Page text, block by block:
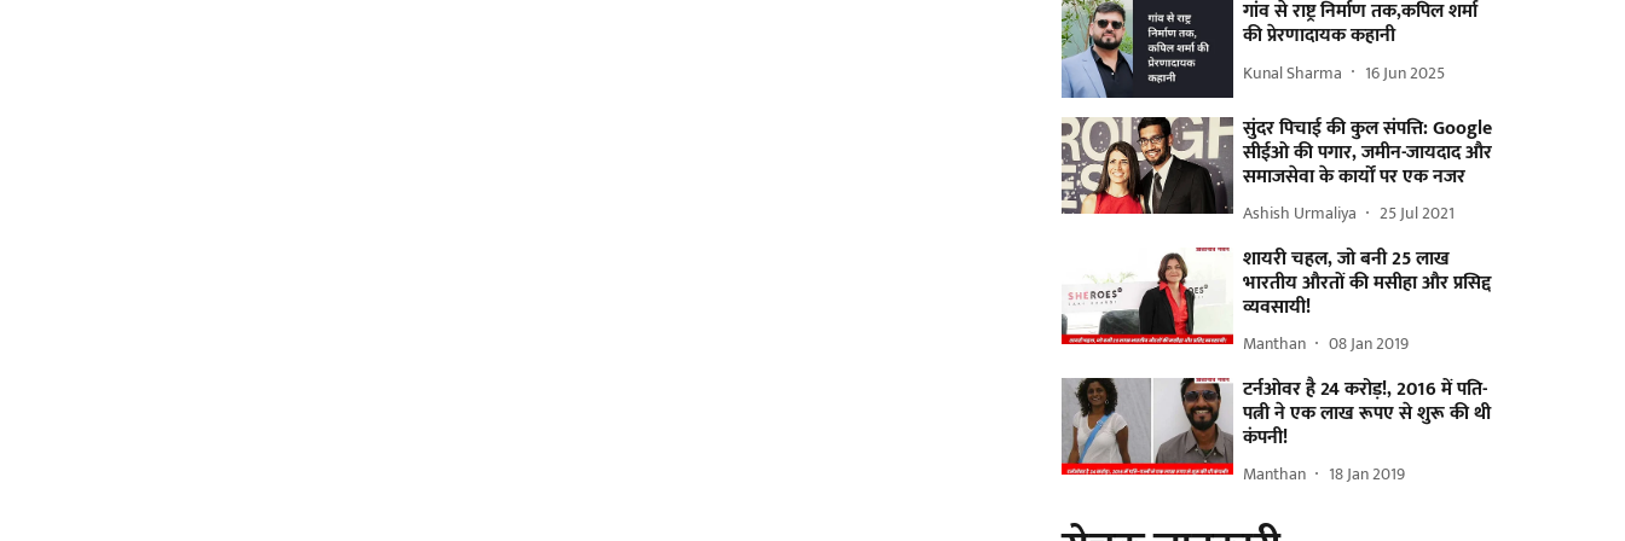
गांव से राष्ट्र निर्माण तक,कपिल शर्मा
की प्रेरणादायक कहानी
Kunal Sharma 16 Jun 2025
सुंदर पिचाई की कुल संपत्ति: Google
सीईओ की पगार, जमीन-जायदाद और
समाजसेवा के कार्यों पर एक नजर
Ashish Urmaliya 25 Jul 2021
शायरी चहल, जो बनी 25 लाख
भारतीय औरतों की मसीहा और प्रसिद्द
व्यवसायी!
Manthan 08 Jan 2019
टर्नओवर है 24 करोड़!, 2016 में पति-
पत्नी ने एक लाख रूपए से शुरू की थी
कंपनी!
Manthan 18 Jan 2019